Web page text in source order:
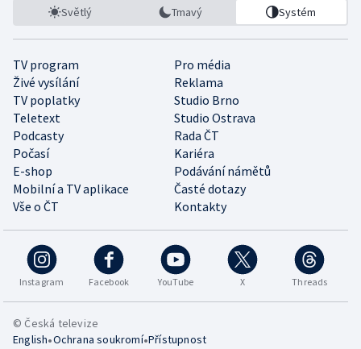
Světlý Tmavý Systém
TV program
Pro média
Živé vysílání
Reklama
TV poplatky
Studio Brno
Teletext
Studio Ostrava
Podcasty
Rada ČT
Počasí
Kariéra
E-shop
Podávání námětů
Mobilní a TV aplikace
Časté dotazy
Vše o ČT
Kontakty
Instagram Facebook YouTube X Threads
© Česká televize
English•Ochrana soukromí•Přístupnost